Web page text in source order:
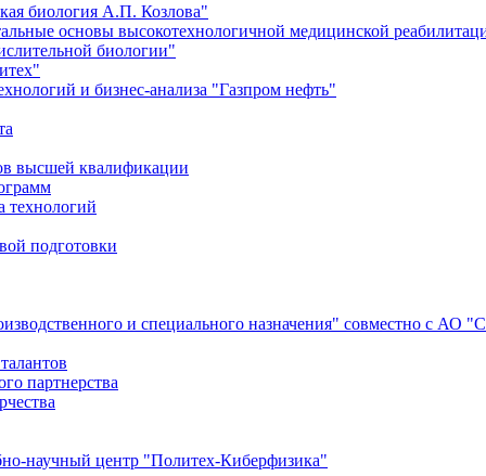
биология А.П. Козлова"
основы высокотехнологичной медицинской
биологии"
и бизнес-анализа "Газпром нефть"
высшей квалификации
технологий
подготовки
и специального назначения" совместно с
партнерства
научный центр "Политех-Киберфизика"